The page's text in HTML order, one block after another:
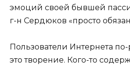
эмоций своей бывшей
г-н Сердюков «просто
Пользователи Интернета
это творение. Кого-то